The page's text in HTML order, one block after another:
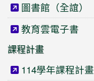
圖書館（全誼）
教育雲電子書
課程計畫
114學年課程計畫